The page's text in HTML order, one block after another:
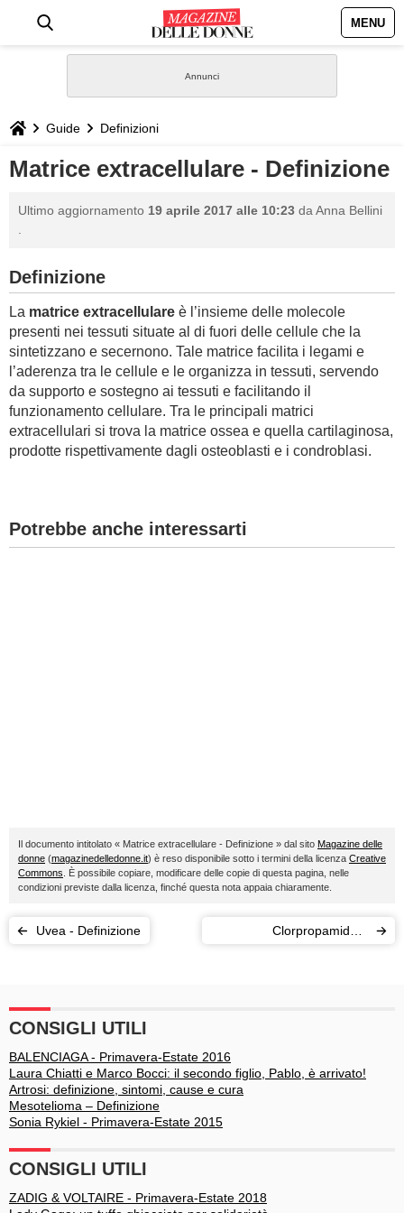
MENU
STILE
BIOGRAFIE
CAPELLI
SESSO
BAMBINO
GUIDE
Guide Definizioni
Matrice extracellulare - Definizione
Ultimo aggiornamento 19 aprile 2017 alle 10:23 da Anna Bellini
Definizione
La matrice extracellulare è l’insieme delle molecole
presenti nei tessuti situate al di fuori delle cellule che la
sintetizzano e secernono. Tale matrice facilita i legami e
l’aderenza tra le cellule e le organizza in tessuti, servendo
da supporto e sostegno ai tessuti e facilitando il
funzionamento cellulare. Tra le principali matrici
extracellulari si trova la matrice ossea e quella cartilaginosa,
prodotte rispettivamente dagli osteoblasti e i condroblasi.
Potrebbe anche interessarti
Il documento intitolato « Matrice extracellulare - Definizione » dal sito Magazine delle
donne (magazinedelledonne.it) è reso disponibile sotto i termini della licenza Creative
Commons . È possibile copiare, modificare delle copie di questa pagina, nelle
condizioni previste dalla licenza, finché questa nota appaia chiaramente.
Uvea - Definizione
Clorpropamide –
CONSIGLI UTILI
BALENCIAGA - Primavera-Estate 2016
Laura Chiatti e Marco Bocci: il secondo figlio, Pablo, è arrivato!
Artrosi: definizione, sintomi, cause e cura
Mesotelioma – Definizione
Sonia Rykiel - Primavera-Estate 2015
CONSIGLI UTILI
ZADIG & VOLTAIRE - Primavera-Estate 2018